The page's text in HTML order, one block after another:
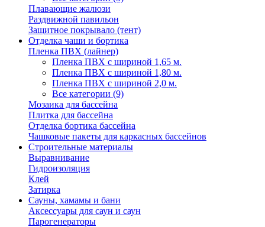
Плавающие жалюзи
Раздвижной павильон
Защитное покрывало (тент)
Отделка чаши и бортика
Пленка ПВХ (лайнер)
Пленка ПВХ с шириной 1,65 м.
Пленка ПВХ с шириной 1,80 м.
Пленка ПВХ с шириной 2,0 м.
Все категории (9)
Мозаика для бассейна
Плитка для бассейна
Отделка бортика бассейна
Чашковые пакеты для каркасных бассейнов
Строительные материалы
Выравнивание
Гидроизоляция
Клей
Затирка
Сауны, хамамы и бани
Аксессуары для саун и саун
Парогенераторы